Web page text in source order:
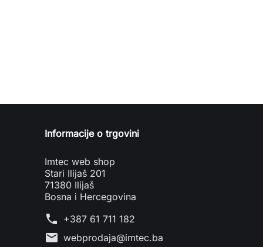
Informacije o trgovini
Imtec web shop
Stari Ilijaš 201
71380 Ilijaš
Bosna i Hercegovina
phone +387 61 711 182
mail webprodaja@imtec.ba